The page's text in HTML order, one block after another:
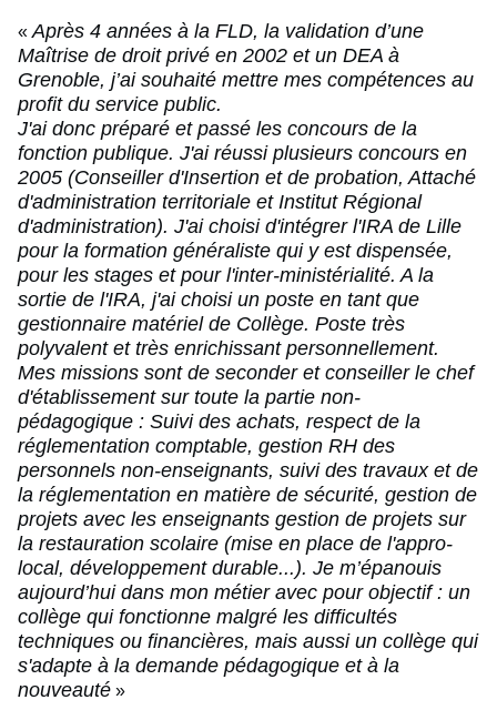
« Après 4 années à la FLD, la validation d’une
Maîtrise de droit privé en 2002 et un DEA à
Grenoble, j’ai souhaité mettre mes compétences au
profit du service public.
J'ai donc préparé et passé les concours de la
fonction publique. J'ai réussi plusieurs concours en
2005 (Conseiller d'Insertion et de probation, Attaché
d'administration territoriale et Institut Régional
d'administration). J'ai choisi d'intégrer l'IRA de Lille
pour la formation généraliste qui y est dispensée,
pour les stages et pour l'inter-ministérialité. A la
sortie de l'IRA, j'ai choisi un poste en tant que
gestionnaire matériel de Collège. Poste très
polyvalent et très enrichissant personnellement.
Mes missions sont de seconder et conseiller le chef
d'établissement sur toute la partie non-
pédagogique : Suivi des achats, respect de la
réglementation comptable, gestion RH des
personnels non-enseignants, suivi des travaux et de
la réglementation en matière de sécurité, gestion de
projets avec les enseignants gestion de projets sur
la restauration scolaire (mise en place de l'appro-
local, développement durable...). Je m’épanouis
aujourd’hui dans mon métier avec pour objectif : un
collège qui fonctionne malgré les difficultés
techniques ou financières, mais aussi un collège qui
s'adapte à la demande pédagogique et à la
nouveauté »